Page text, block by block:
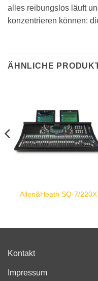
alles reibungslos läuft
konzentrieren können:
ÄHNLICHE
Allen&Heath SQ-7/220X
Kontakt
Impressum